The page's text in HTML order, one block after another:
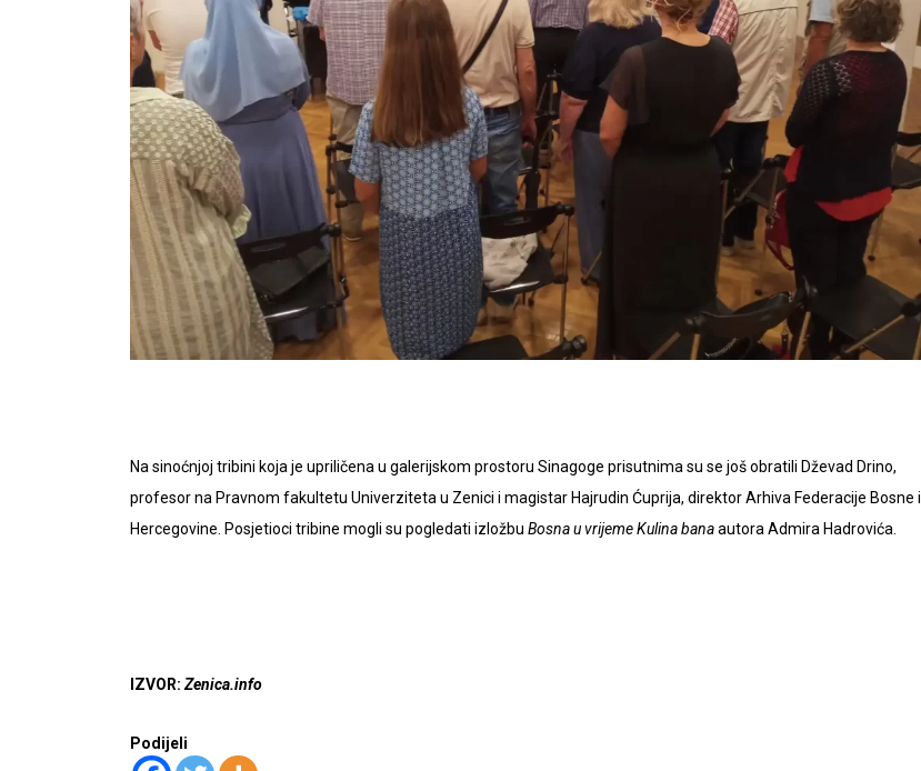
Na sinoćnjoj tribini koja je upriličena u galerijskom prostoru Sinagoge prisutnima su se još obratili Dževad Drino,
profesor na Pravnom fakultetu Univerziteta u Zenici i magistar Hajrudin Ćuprija, direktor Arhiva Federacije Bosne i
Hercegovine. Posjetioci tribine mogli su pogledati izložbu Bosna u vrijeme Kulina banaautora Admira Hadrovića.
IZVOR: Zenica.info
Podijeli